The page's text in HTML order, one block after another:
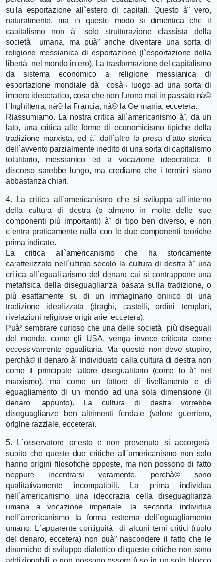
sulla esportazione all`estero di capitali. Questo à¨ vero,
naturalmente, ma in questo modo si dimentica che il
capitalismo non à¨ solo strutturazione classista della
società umana, ma puà² anche diventare una sorta di
religione messianica di esportazione (l`esportazione della
libertà nel mondo intero). La trasformazione del capitalismo
da sistema economico a religione messianica di
esportazione mondiale dà cosà¬ luogo ad una sorta di
impero ideocratico, cosa che non furono mai in passato nà©
l`Inghilterra, nà© la Francia, nà© la Germania, eccetera.
Riassumiamo. La nostra critica all`americanismo à¨, da un
lato, una critica alle forme di economicismo tipiche della
tradizione marxista, ed à¨ dall`altro la presa d`atto storica
dell`avvento parzialmente inedito di una sorta di capitalismo
totalitario, messianico ed a vocazione ideocratica. Il
discorso sarebbe lungo, ma crediamo che i termini siano
abbastanza chiari.
4. La critica all`americanismo che si sviluppa all`interno
della cultura di destra (o almeno in molte delle sue
componenti più importanti) à¨ di tipo ben diverso, e non
c`entra praticamente nulla con le due componenti teoriche
prima indicate.
La critica all`americanismo che ha storicamente
caratterizzato nell`ultimo secolo la cultura di destra à¨ una
critica all`egualitarismo del denaro cui si contrappone una
metafisica della diseguaglianza basata sulla tradizione, o
più esattamente su di un immaginario onirico di una
tradizione idealizzata (draghi, castelli, ordini templari,
rivelazioni religiose originarie, eccetera).
Puà² sembrare curioso che una delle società più diseguali
del mondo, come gli USA, venga invece criticata come
eccessivamente egualitaria. Ma questo non deve stupire,
perchà© il denaro à¨ individuato dalla cultura di destra non
come il principale fattore disegualitario (come lo à¨ nel
marxismo), ma come un fattore di livellamento e di
eguagliamento di un mondo ad una sola dimensione (il
denaro, appunto). La cultura di destra vorrebbe
diseguaglianze ben altrimenti fondate (valore guerriero,
origine razziale, eccetera).
5. L`osservatore onesto e non prevenuto si accorgerà
subito che queste due critiche all`americanismo non solo
hanno origini filosofiche opposte, ma non possono di fatto
neppure incontrarsi veramente, perchà© sono
qualitativamente incompatibili. La prima individua
nell`americanismo una ideocrazia della diseguaglianza
umana a vocazione imperiale, la seconda individua
nell`americanismo la forma estrema dell`eguagliamento
umano. L`apparente contiguità di alcuni temi critici (ruolo
del denaro, eccetera) non puà² nascondere il fatto che le
dinamiche di sviluppo dialettico di queste critiche non sono
addizionabili e non possono essere fuse in un solo blocco